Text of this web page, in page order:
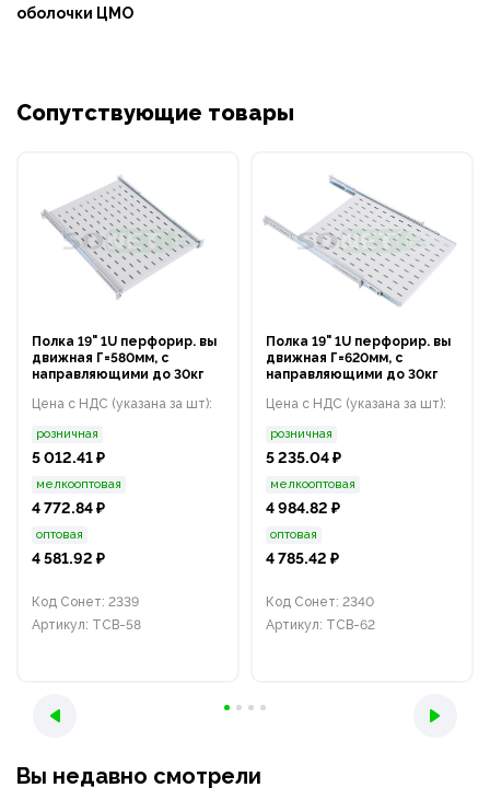
оболочки ЦМО
Сопутствующие товары
Полка 19" 1U перфорир. вы
движная Г=580мм, с
направляющими до 30кг
Цена с НДС (указана за шт):
розничная
5 012.41 ₽
мелкооптовая
4 772.84 ₽
оптовая
4 581.92 ₽
Код Сонет: 2339
Артикул: ТСВ-58
Полка 19" 1U перфорир. вы
движная Г=620мм, с
направляющими до 30кг
Цена с НДС (указана за шт):
розничная
5 235.04 ₽
мелкооптовая
4 984.82 ₽
оптовая
4 785.42 ₽
Код Сонет: 2340
Артикул: ТСВ-62
Вы недавно смотрели